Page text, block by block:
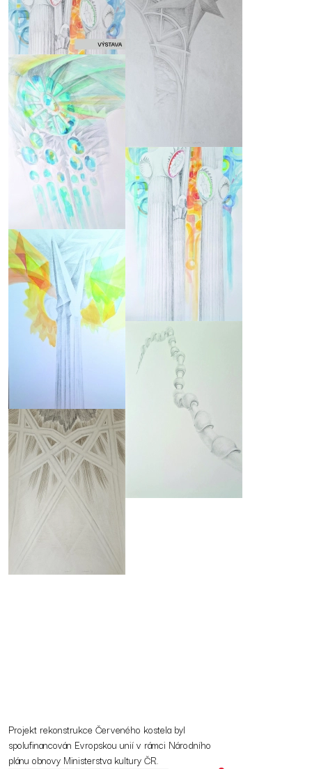
Projekt rekonstrukce Červeného kostela byl
spolufinancován Evropskou unií v rámci Národního
plánu obnovy Ministerstva kultury ČR.